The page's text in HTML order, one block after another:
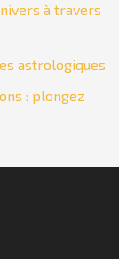
à travers
astrologiques
: plongez